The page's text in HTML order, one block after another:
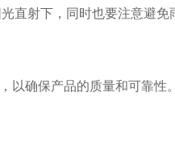
射下，同时也要注意避免
确保产品的质量和可靠性。